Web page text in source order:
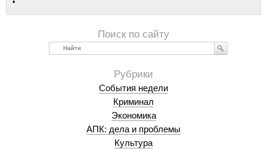
Найти
События недели
Криминал
Экономика
АПК: дела и проблемы
Культура